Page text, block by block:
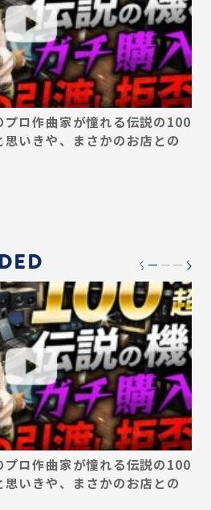
プロ作曲家が憧れる伝説の100
いきや、まさかのお店との
プロ作曲家が憧れる伝説の100
いきや、まさかのお店との